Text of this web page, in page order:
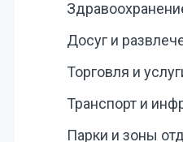
Досуг и
Торговля и
Транспорт и
Парки и зоны